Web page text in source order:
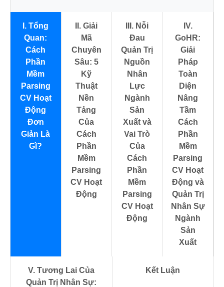
I. Tổng
Quan:
Cách
Phần
Mềm
Parsing
CV Hoạt
Động
Đơn
Giản Là
Gì?
II. Giải
Mã
Chuyên
Sâu: 5
Kỹ
Thuật
Nền
Tảng
Của
Cách
Phần
Mềm
Parsing
CV Hoạt
Động
III. Nỗi
Đau
Quản Trị
Nguồn
Nhân
Lực
Ngành
Sản
Xuất và
Vai Trò
Của
Cách
Phần
Mềm
Parsing
CV Hoạt
Động
IV.
GoHR:
Giải
Pháp
Toàn
Diện
Nâng
Tầm
Cách
Phần
Mềm
Parsing
CV Hoạt
Động và
Quản Trị
Nhân Sự
Ngành
Sản
Xuất
V. Tương Lai Của
Quản Trị Nhân Sự:
Kết Luận